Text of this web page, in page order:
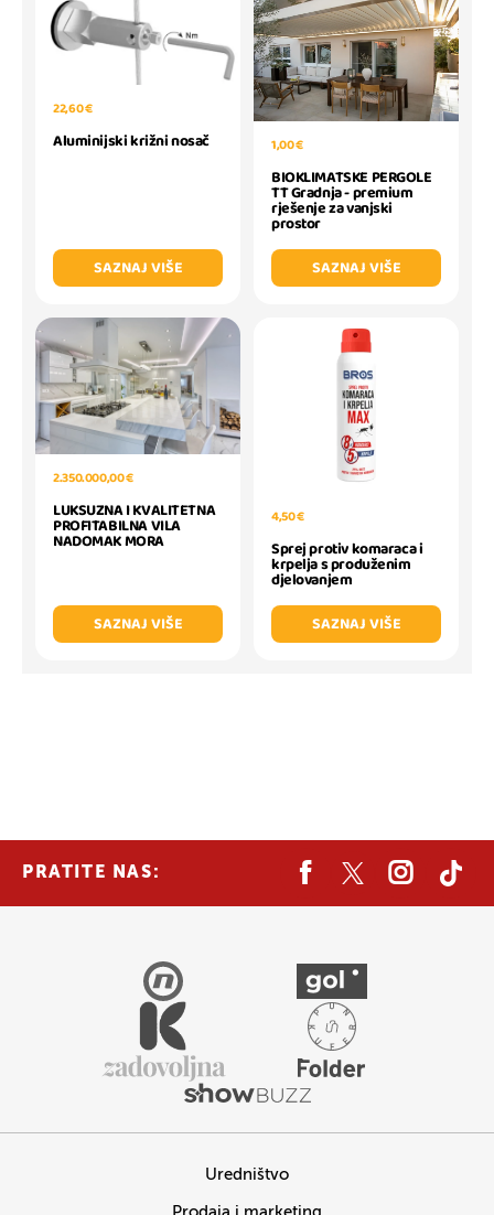
22,60 €
Aluminijski križni nosač
SAZNAJ VIŠE
1,00 €
BIOKLIMATSKE PERGOLE
TT Gradnja - premium
rješenje za vanjski
prostor
SAZNAJ VIŠE
2.350.000,00 €
LUKSUZNA I KVALITETNA
PROFITABILNA VILA
NADOMAK MORA
SAZNAJ VIŠE
4,50 €
Sprej protiv komaraca i
krpelja s produženim
djelovanjem
SAZNAJ VIŠE
PRATITE NAS:
Uredništvo